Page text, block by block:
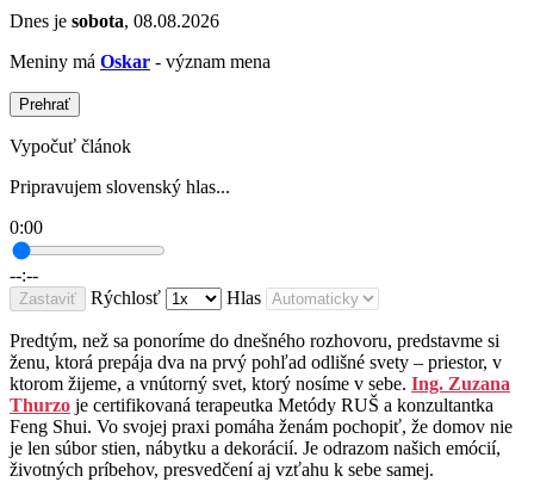
Dnes je sobota, 08.08.2026
Meniny má Oskar - význam mena
Prehrať
Vypočuť článok
Pripravujem slovenský hlas...
0:00
--:--
Zastaviť Rýchlosť Hlas
Predtým, než sa ponoríme do dnešného rozhovoru, predstavme si
ženu, ktorá prepája dva na prvý pohľad odlišné svety – priestor, v
ktorom žijeme, a vnútorný svet, ktorý nosíme v sebe. Ing. Zuzana
Thurzo je certifikovaná terapeutka Metódy RUŠ a konzultantka
Feng Shui. Vo svojej praxi pomáha ženám pochopiť, že domov nie
je len súbor stien, nábytku a dekorácií. Je odrazom našich emócií,
životných príbehov, presvedčení aj vzťahu k sebe samej.